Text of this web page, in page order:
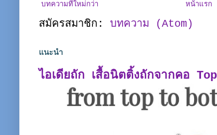
บทความที่ใหม่กว่า หน้าแรก
สมัครสมาชิก: บทความ (Atom)
แนะนำ
ไอเดียถัก เสื้อนิตติ้งถักจากคอ